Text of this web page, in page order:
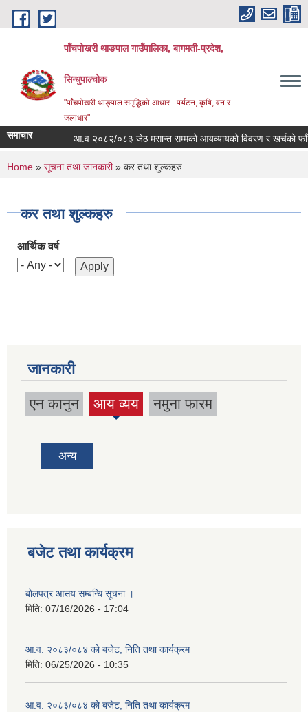
Skip to main content
पाँचपोखरी थाङपाल गाउँपालिका, बागमती-प्रदेश,
सिन्धुपाल्चोक
"पाँचपोखरी थाङ्पाल समृद्धिको आधार - पर्यटन, कृषि, वन र
जलाधार"
समाचार आ.व २०८२/०८३ जेठ मसान्त सम्मको आयव्यायको विवरण र खर्चको
You are here
Home » सूचना तथा जानकारी» कर तथा शुल्कहरु
कर तथा शुल्कहरु
आर्थिक वर्ष
जानकारी
एन कानुन आय व्यय
(active
नमुना फारम
अन्य
बजेट तथा कार्यक्रम
बोलपत्र आसय सम्बन्धि सूचना ।
मिति: 07/16/2026 - 17:04
आ.व. २०८३/०८४ को बजेट, निति तथा कार्यक्रम
मिति: 06/25/2026 - 10:35
आ.व. २०८३/०८४ को बजेट, निति तथा कार्यक्रम